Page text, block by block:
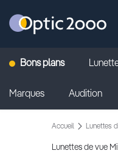
Retour vers la page
Bons plans
Marques Audition
Accueil Lunettes
Lunettes de vue